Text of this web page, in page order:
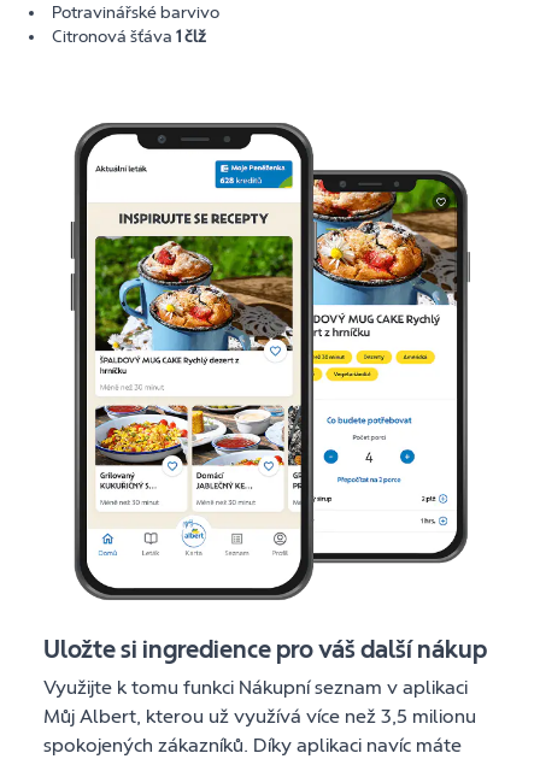
Potravinářské barvivo
Citronová šťáva 1 člž
Uložte si ingredience pro váš další nákup
Využijte k tomu funkci Nákupní seznam v aplikaci
Můj Albert, kterou už využívá více než 3,5 milionu
spokojených zákazníků. Díky aplikaci navíc máte